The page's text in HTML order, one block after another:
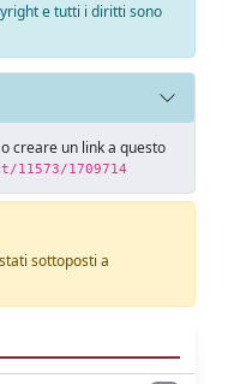
e tutti i diritti sono
creare un link a questo
1709714
sottoposti a